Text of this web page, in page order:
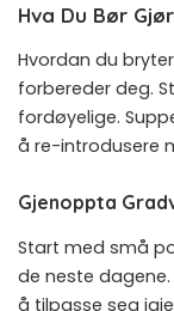
Hva Du Bør
Hvordan du
forbereder deg.
fordøyelige.
å re-introdusere
Gjenoppta
Start med små
de neste
å tilpasse seg